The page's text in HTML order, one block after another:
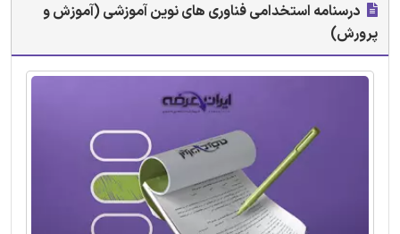
درسنامه استخدامی فناوری های نوین آموزشی (آموزش و
پرورش)